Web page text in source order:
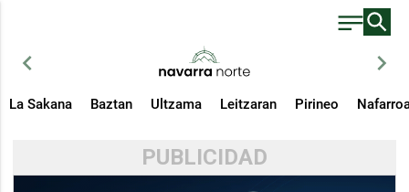
chevron_left chevron_right
La Sakana Baztan Ultzama Leitzaran Pirineo
PUBLICIDAD